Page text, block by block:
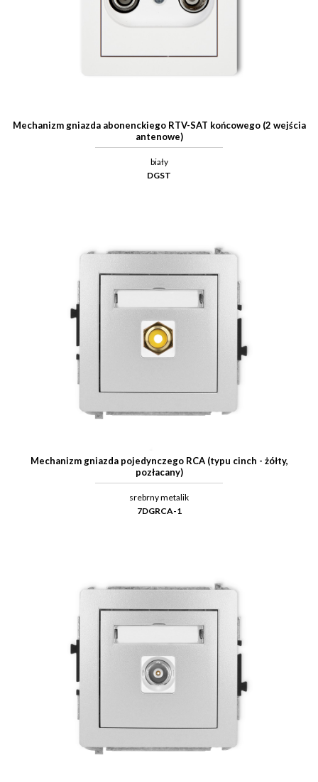
Mechanizm gniazda abonenckiego RTV-SAT końcowego (2 wejścia
antenowe)
biały
DGST
Mechanizm gniazda pojedynczego RCA (typu cinch - żółty,
pozłacany)
srebrny metalik
7DGRCA-1